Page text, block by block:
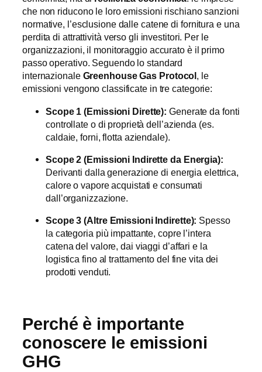
che non riducono le loro emissioni rischiano sanzioni
normative, l’esclusione dalle catene di fornitura e una
perdita di attrattività verso gli investitori. Per le
organizzazioni, il monitoraggio accurato è il primo
passo operativo. Seguendo lo standard
internazionale Greenhouse Gas Protocol , le
emissioni vengono classificate in tre categorie:
Scope 1 (Emissioni Dirette): Generate da fonti
controllate o di proprietà dell’azienda (es.
caldaie, forni, flotta aziendale).
Scope 2 (Emissioni Indirette da Energia):
Derivanti dalla generazione di energia elettrica,
calore o vapore acquistati e consumati
dall’organizzazione.
Scope 3 (Altre Emissioni Indirette): Spesso
la categoria più impattante, copre l’intera
catena del valore, dai viaggi d’affari e la
logistica fino al trattamento del fine vita dei
prodotti venduti.
Perché è importante
conoscere le emissioni
GHG